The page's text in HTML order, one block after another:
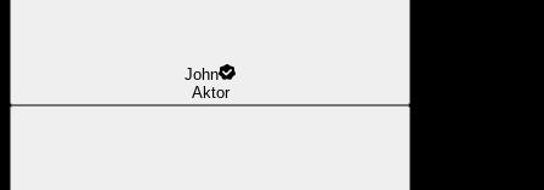
John
Aktor